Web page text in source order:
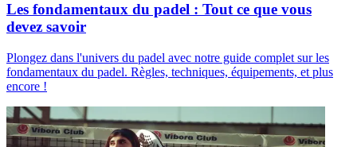
Les fondamentaux du padel : Tout ce que vous
devez savoir
Plongez dans l'univers du padel avec notre guide complet sur les
fondamentaux du padel. Règles, techniques, équipements, et plus
encore !